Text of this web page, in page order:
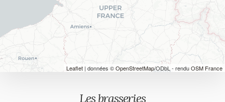
Leaflet | données ©OpenStreetMap/ODbL - renduOSM France
Les brasseries